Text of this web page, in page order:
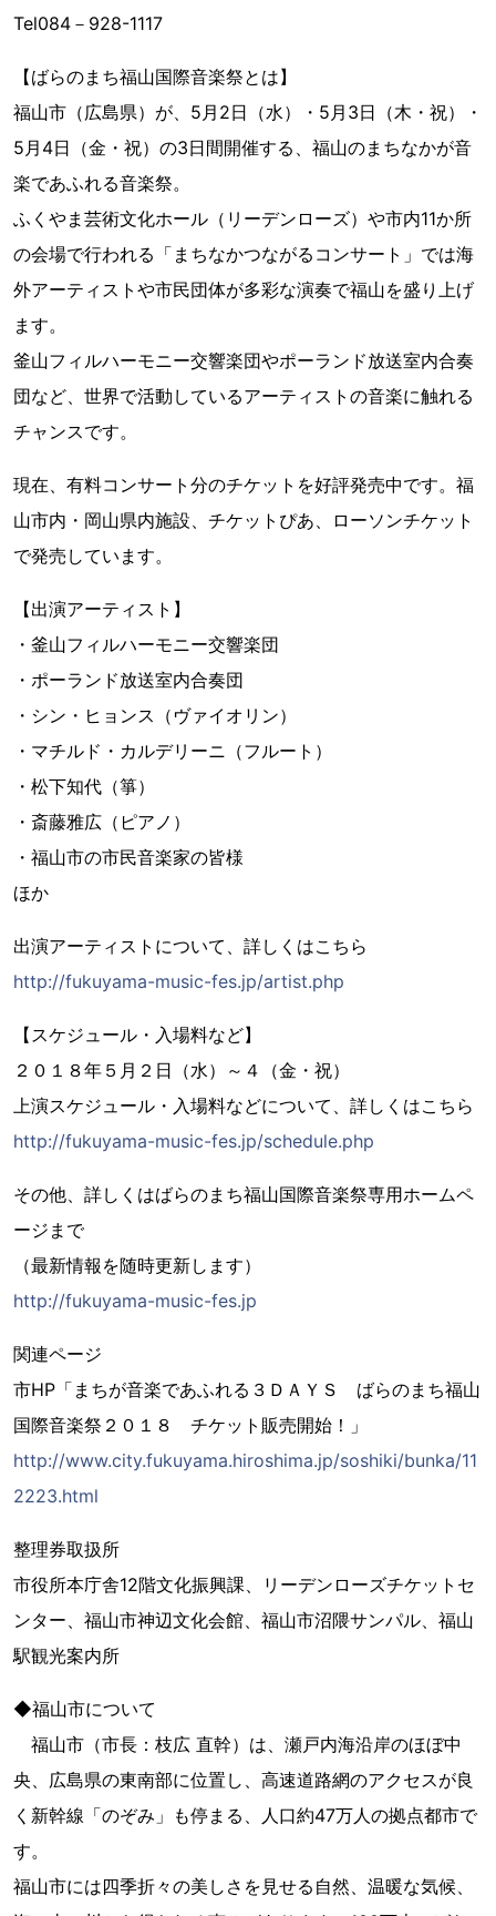
Tel084－928-1117
【ばらのまち福山国際音楽祭とは】
福山市（広島県）が、5月2日（水）・5月3日（木・祝）・
5月4日（金・祝）の3日間開催する、福山のまちなかが音
楽であふれる音楽祭。
ふくやま芸術文化ホール（リーデンローズ）や市内11か所
の会場で行われる「まちなかつながるコンサート」では海
外アーティストや市民団体が多彩な演奏で福山を盛り上げ
ます。
釜山フィルハーモニー交響楽団やポーランド放送室内合奏
団など、世界で活動しているアーティストの音楽に触れる
チャンスです。
現在、有料コンサート分のチケットを好評発売中です。福
山市内・岡山県内施設、チケットぴあ、ローソンチケット
で発売しています。
【出演アーティスト】
・釜山フィルハーモニー交響楽団
・ポーランド放送室内合奏団
・シン・ヒョンス（ヴァイオリン）
・マチルド・カルデリーニ（フルート）
・松下知代（箏）
・斎藤雅広（ピアノ）
・福山市の市民音楽家の皆様
ほか
出演アーティストについて、詳しくはこちら
http://fukuyama-music-fes.jp/artist.php
【スケジュール・入場料など】
２０１８年５月２日（水）～４（金・祝）
上演スケジュール・入場料などについて、詳しくはこちら
http://fukuyama-music-fes.jp/schedule.php
その他、詳しくはばらのまち福山国際音楽祭専用ホームペ
ージまで
（最新情報を随時更新します）
http://fukuyama-music-fes.jp
関連ページ
市HP「まちが音楽であふれる３ＤＡＹＳ ばらのまち福山
国際音楽祭２０１８ チケット販売開始！」
http://www.city.fukuyama.hiroshima.jp/soshiki/bunka/11
2223.html
整理券取扱所
市役所本庁舎12階文化振興課、リーデンローズチケットセ
ンター、福山市神辺文化会館、福山市沼隈サンパル、福山
駅観光案内所
◆福山市について
福山市（市長：枝広 直幹）は、瀬戸内海沿岸のほぼ中
央、広島県の東南部に位置し、高速道路網のアクセスが良
く新幹線「のぞみ」も停まる、人口約47万人の拠点都市で
す。
福山市には四季折々の美しさを見せる自然、温暖な気候、